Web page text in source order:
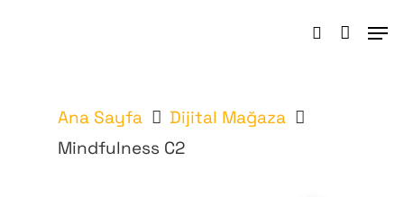
Hit enter to search or ESC to close
Ana Sayfa
Dijital Mağaza
Mindfulness C2